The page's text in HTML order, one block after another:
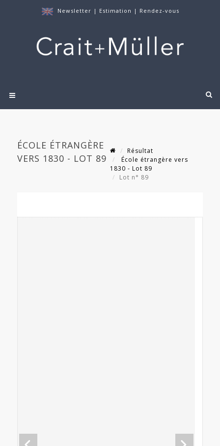
Newsletter | Estimation | Rendez-vous
ÉCOLE ÉTRANGÈRE
VERS 1830 - LOT 89
Résultat
École étrangère vers
1830 - Lot 89
Lot n° 89